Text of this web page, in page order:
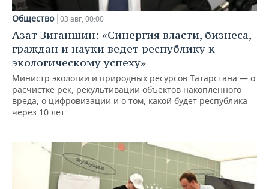
Общество 03 авг, 00:00
Азат Зиганшин: «Синергия власти, бизнеса,
граждан и науки ведет республику к
экологическому успеху»
Министр экологии и природных ресурсов Татарстана — о
расчистке рек, рекультивации объектов накопленного
вреда, о цифровизации и о том, какой будет республика
через 10 лет